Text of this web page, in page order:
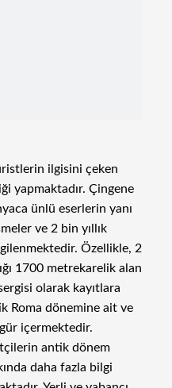
ilgisini çeken
yapmaktadır. Çingene
ünlü eserlerin yanı
ve 2 bin yıllık
Özellikle, 2
1700 metrekarelik alan
olarak kayıtlara
Roma dönemine ait ve
içermektedir.
antik dönem
daha fazla bilgi